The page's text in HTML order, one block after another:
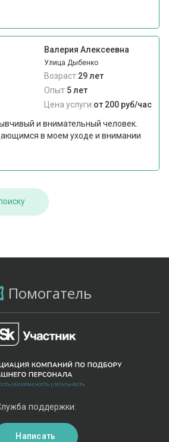
Валерия Алексеевна
Улица Дыбенко
Возраст:29 лет
Опыт:5 лет
Цена услуги:от 200 руб/час
и внимательный человек.
в моем уходе и внимании
Помогатель
поддержки:
Написать